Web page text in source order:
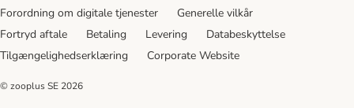
Forordning om digitale tjenester
Generelle vilkår
Fortryd aftale
Betaling Levering
Databeskyttelse
Tilgængelighedserklæring
Corporate Website
© zooplus SE 2026